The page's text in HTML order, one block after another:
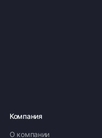
Компания
О компании